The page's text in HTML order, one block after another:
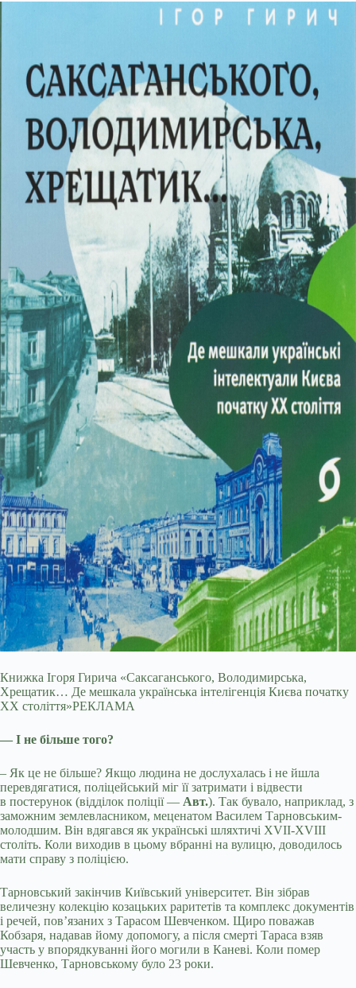
Книжка Ігоря Гирича «Саксаганського, Володимирська,
Хрещатик… Де мешкала українська інтелігенція Києва початку
ХХ століття»РЕКЛАМА
— І не більше того?
– Як це не більше? Якщо людина не дослухалась і не йшла
перевдягатися, поліцейський міг її затримати і відвести
в постерунок (відділок поліції — Авт.). Так бувало, наприклад, з
заможним землевласником, меценатом Василем Тарновським-
молодшим. Він вдягався як українські шляхтичі XVII-XVIII
століть. Коли виходив в цьому вбранні на вулицю, доводилось
мати справу з поліцією.
Тарновський закінчив Київський університет. Він зібрав
величезну колекцію козацьких раритетів та комплекс документів
і речей, пов’язаних з Тарасом Шевченком. Щиро поважав
Кобзаря, надавав йому допомогу, а після смерті Тараса взяв
участь у впорядкуванні його могили в Каневі. Коли помер
Шевченко, Тарновському було 23 роки.